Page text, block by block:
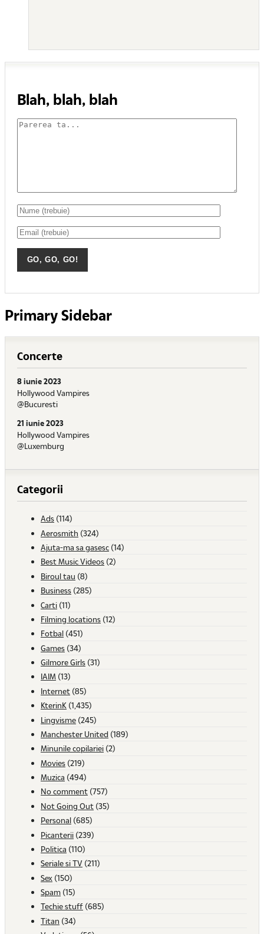
Blah, blah, blah
Primary Sidebar
Concerte
8 iunie 2023
Hollywood Vampires
@Bucuresti
21 iunie 2023
Hollywood Vampires
@Luxemburg
Categorii
Ads (114)
Aerosmith (324)
Ajuta-ma sa gasesc (14)
Best Music Videos (2)
Biroul tau (8)
Business (285)
Carti (11)
Filming locations (12)
Fotbal (451)
Games (34)
Gilmore Girls (31)
IAIM (13)
Internet (85)
KterinK (1,435)
Lingvisme (245)
Manchester United (189)
Minunile copilariei (2)
Movies (219)
Muzica (494)
No comment (757)
Not Going Out (35)
Personal (685)
Picanterii (239)
Politica (110)
Seriale si TV (211)
Sex (150)
Spam (15)
Techie stuff (685)
Titan (34)